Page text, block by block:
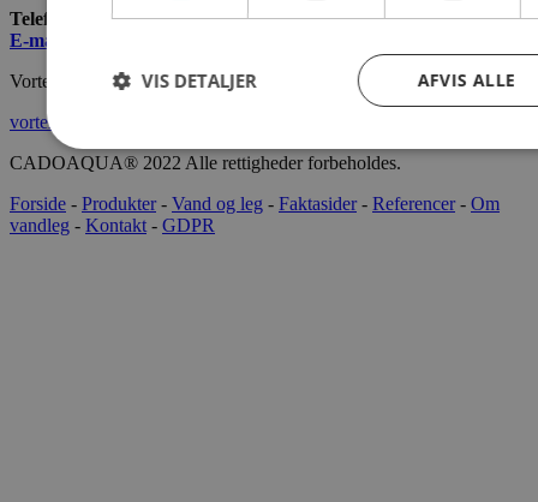
Telefon:
+45 7022 2628
E-mail
Vortex International
vortex-intl.com
CADOAQUA® 2022 Alle rettigheder forbeholdes.
Forside - Produkter- Vand og leg - Faktasider- Referencer- Om
vandleg - Kontakt - GDPR
AFVIS ALLE
VIS DETALJER